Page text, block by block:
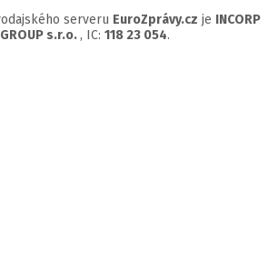
serveru EuroZprávy.cz je INCORP
s.r.o. , IC: 118 23 054.